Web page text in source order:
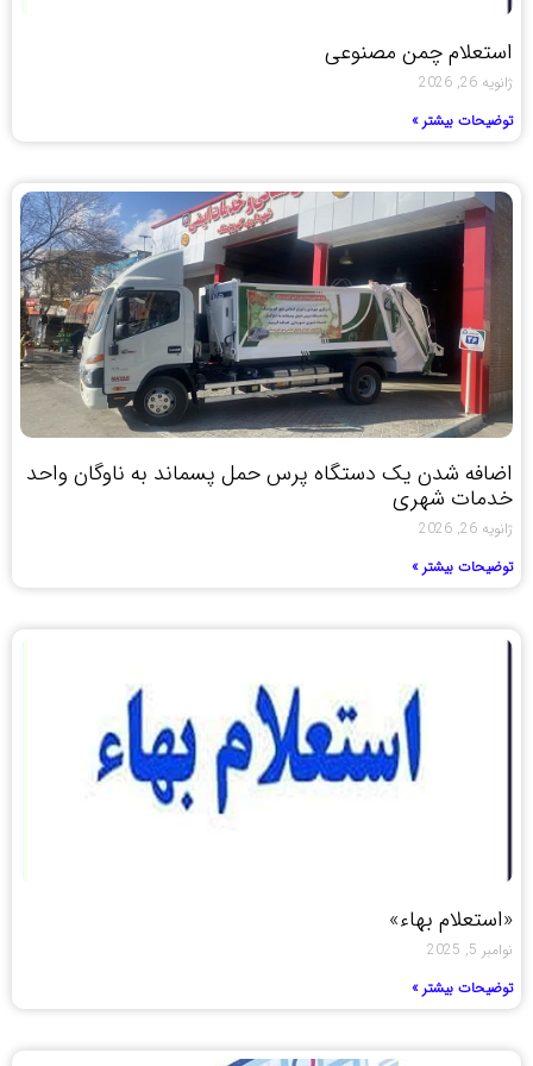
استعلام چمن مصنوعی
ژانویه 26, 2026
توضیحات بیشتر »
اضافه شدن یک دستگاه پرس حمل پسماند به ناوگان واحد
خدمات شهری
ژانویه 26, 2026
توضیحات بیشتر »
«استعلام بهاء»
نوامبر 5, 2025
توضیحات بیشتر »